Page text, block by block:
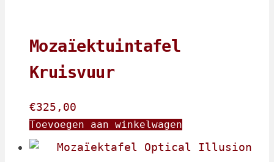
Mozaïektuintafel
Kruisvuur
€325,00
Toevoegen aan winkelwagen